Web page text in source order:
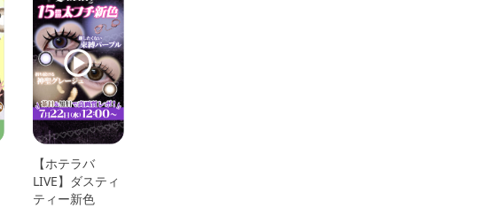
【ホテラバ
LIVE】ダスティ
ティー新色